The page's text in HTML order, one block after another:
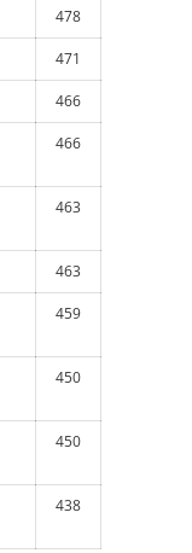
478
471
466
466
463
463
459
450
450
438